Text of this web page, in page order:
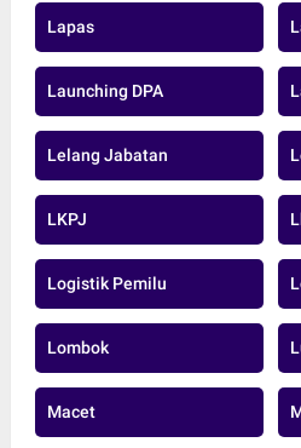
Lapas
Launching DPA
Lelang Jabatan
LKPJ
Logistik Pemilu
Lombok
Macet